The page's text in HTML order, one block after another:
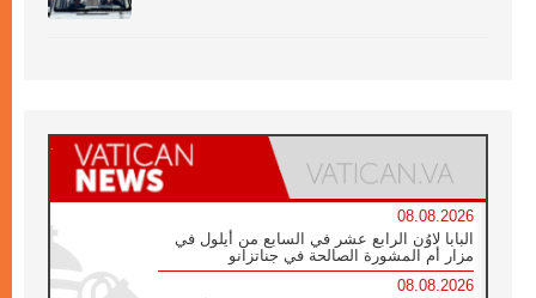
08.08.2026
البابا لاوُن الرابع عشر في السابع من أيلول في
مزار أم المشورة الصالحة في جناتزانو
08.08.2026